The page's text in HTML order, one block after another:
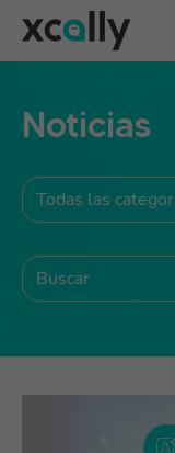
Noticias